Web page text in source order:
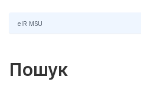
eIR MSU
Пошук